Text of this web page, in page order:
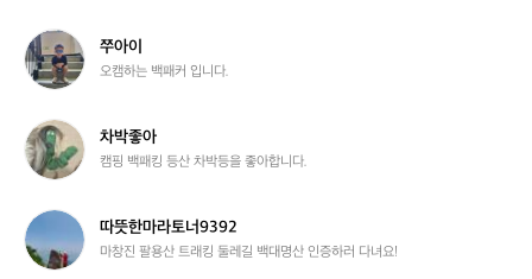
쭈
아
이
쭈아이
오캠하는 백패커 입니다.
차
박
좋
차박좋아
캠핑 백패킹 등산 차박등을 좋아합니다.
따
뜻
한
따뜻한마라토너9392
마창진 팔용산 트래킹 둘레길 백대명산 인증하러 다녀요!